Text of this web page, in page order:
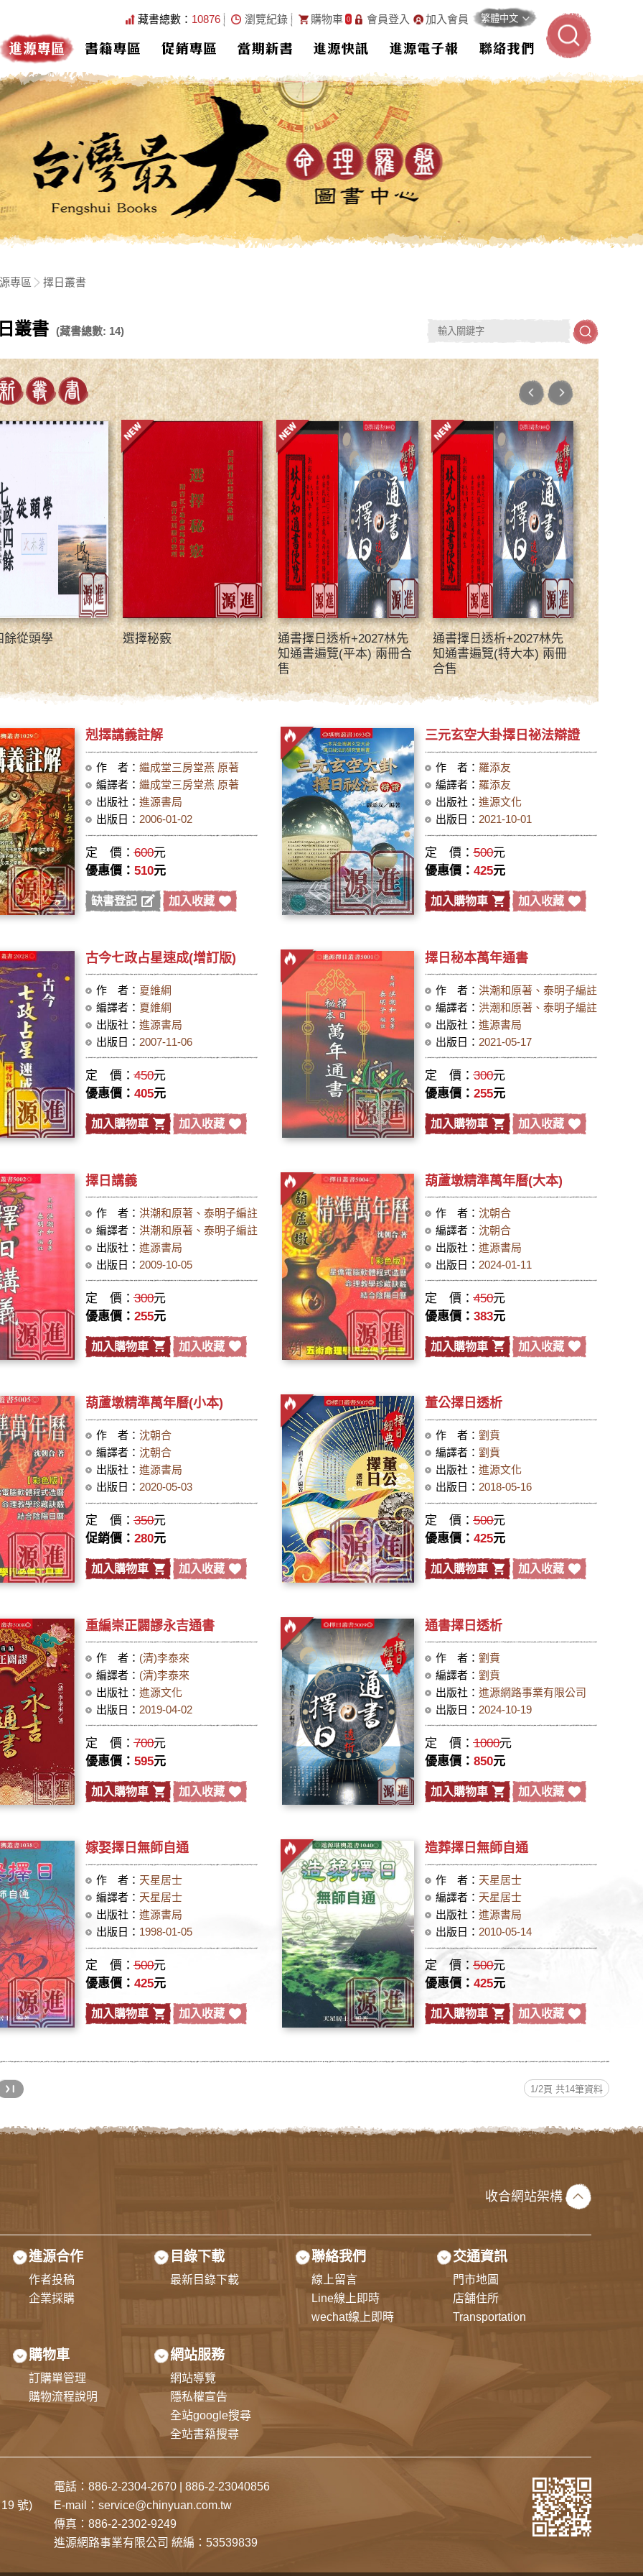
藏書總數： 10876 瀏覽紀錄 購物車 0 會員登入 加入會員
進源專區 書籍專區 促銷專區 當期新書 進源快訊 進源電子報 聯絡我們
專區 擇日叢書
叢書 (藏書總數: 14)
餘從頭學 選擇秘竅
通書擇日透析+2027林先
知通書遍覽(平本) 兩冊合
售
通書擇日透析+2027林先
知通書遍覽(特大本) 兩冊
合售
通書擇日
剋擇講義註解
作 者： 繼成堂三房堂燕 原著
編譯者： 繼成堂三房堂燕 原著
出版社： 進源書局
出版日： 2006-01-02
定 價：600元
優惠價：510元
缺書登記 加入收藏
三元玄空大卦擇日祕法辯證
作 者： 羅添友
編譯者： 羅添友
出版社： 進源文化
出版日： 2021-10-01
定 價：500元
優惠價：425元
加入購物車 加入收藏
古今七政占星速成(增訂版)
作 者： 夏維綱
編譯者： 夏維綱
出版社： 進源書局
出版日： 2007-11-06
定 價：450元
優惠價：405元
加入購物車 加入收藏
擇日秘本萬年通書
作 者： 洪潮和原著、泰明子編註
編譯者： 洪潮和原著、泰明子編註
出版社： 進源書局
出版日： 2021-05-17
定 價：300元
優惠價：255元
加入購物車 加入收藏
擇日講義
作 者： 洪潮和原著、泰明子編註
編譯者： 洪潮和原著、泰明子編註
出版社： 進源書局
出版日： 2009-10-05
定 價：300元
優惠價：255元
加入購物車 加入收藏
葫蘆墩精準萬年曆(大本)
作 者： 沈朝合
編譯者： 沈朝合
出版社： 進源書局
出版日： 2024-01-11
定 價：450元
優惠價：383元
加入購物車 加入收藏
葫蘆墩精準萬年曆(小本)
作 者： 沈朝合
編譯者： 沈朝合
出版社： 進源書局
出版日： 2020-05-03
定 價：350元
促銷價：280元
加入購物車 加入收藏
董公擇日透析
作 者： 劉賁
編譯者： 劉賁
出版社： 進源文化
出版日： 2018-05-16
定 價：500元
優惠價：425元
加入購物車 加入收藏
重編崇正闢謬永吉通書
作 者： (清)李泰來
編譯者： (清)李泰來
出版社： 進源文化
出版日： 2019-04-02
定 價：700元
優惠價：595元
加入購物車 加入收藏
通書擇日透析
作 者： 劉賁
編譯者： 劉賁
出版社： 進源網路事業有限公司
出版日： 2024-10-19
定 價：1000元
優惠價：850元
加入購物車 加入收藏
嫁娶擇日無師自通
作 者： 天星居士
編譯者： 天星居士
出版社： 進源書局
出版日： 1998-01-05
定 價：500元
優惠價：425元
加入購物車 加入收藏
造葬擇日無師自通
作 者： 天星居士
編譯者： 天星居士
出版社： 進源書局
出版日： 2010-05-14
定 價：500元
優惠價：425元
加入購物車 加入收藏
1/2頁 共14筆資料
收合網站架構
進源合作
作者投稿
企業採購
目錄下載
最新目錄下載
聯絡我們
線上留言
Line線上即時
wechat線上即時
交通資訊
門市地圖
店舗住所
Transportation
購物車
訂購單管理
購物流程說明
網站服務
網站導覽
隱私權宣告
全站google搜尋
全站書籍搜尋
號)
電話： 886-2-2304-2670
886-2-23040856
E-mail： service@chinyuan.com.tw
傳真：886-2-2302-9249
進源網路事業有限公司 統編：53539839